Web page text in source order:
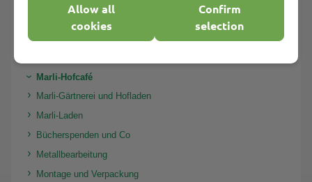
Kerzenzieherei/Kerzengießerei
Marli-Hofcafé
Marli-Gärtnerei und Hofladen
Marli-Laden
Bücherspenden und Co
Metallbearbeitung
Montage und Verpackung
Allow all
cookies
Confirm
selection